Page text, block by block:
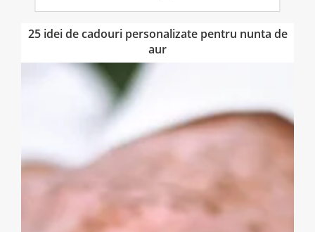
25 idei de cadouri personalizate pentru nunta de
aur